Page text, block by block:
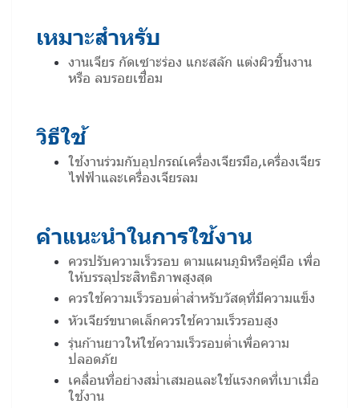
เหมาะสำหรับ
งานเจียร กัดเซาะร่อง แกะสลัก แต่งผิวชิ้นงาน
หรือ ลบรอยเชื่อม
วิธีใช้
ใช้งานร่วมกับอุปกรณ์เครื่องเจียรมือ,เครื่องเจียร
ไฟฟ้าและเครื่องเจียรลม
คำแนะนำในการใช้งาน
ควรปรับความเร็วรอบ ตามแผนภูมิหรือคู่มือ เพื่อ
ให้บรรลุประสิทธิภาพสูงสุด
ควรใช้ความเร็วรอบต่ำสำหรับวัสดุที่มีความแข็ง
หัวเจียร์ขนาดเล็กควรใช้ความเร็วรอบสูง
รุ่นก้านยาวให้ใช้ความเร็วรอบต่ำเพื่อความ
ปลอดภัย
เคลื่อนที่อย่างสม่ำเสมอและใช้แรงกดที่เบาเมื่อ
ใช้งาน